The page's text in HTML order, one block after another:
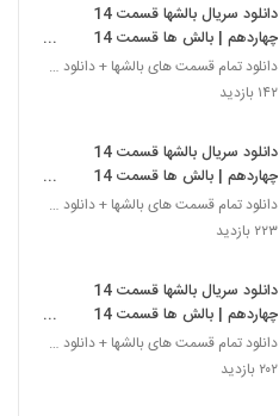
دانلود سریال بالشها قسمت 14
چهاردهم | بالش ها قسمت 14
چهاردهم |رسانه خانواده ایرانی|سیما
دانلود دات آی آر
دانلود تمام قسمت های بالشها + دانلود قسمت 14 چهارد
۱۴۲ بازدید
دانلود سریال بالشها قسمت 14
چهاردهم | بالش ها قسمت 14
چهاردهم + سیما دانلود رسانه فارسی دانلود تمام قسمت های بالشها + دانلود قسمت 14 چهارد
۲۲۳ بازدید
دانلود سریال بالشها قسمت 14
چهاردهم | بالش ها قسمت 14
چهاردهم - سیمادانلود
دانلود تمام قسمت های بالشها + دانلود قسمت 14 چهارد
۲۰۲ بازدید